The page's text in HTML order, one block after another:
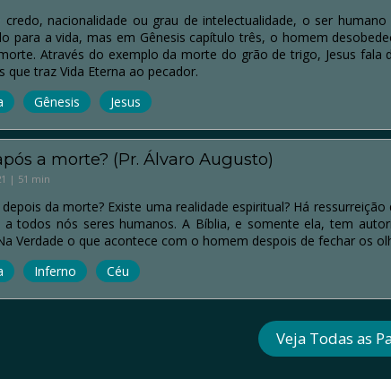
credo, nacionalidade ou grau de intelectualidade, o ser
para a vida, mas em Gênesis capítulo três, o homem
Através do exemplo da morte do grão de trigo, Jesus
que traz Vida Eterna ao pecador.
Gênesis Jesus
a morte? (Pr. Álvaro Augusto)
| 51 min
depois da morte? Existe uma realidade espiritual? Há
a todos nós seres humanos. A Bíblia, e somente ela, tem
Verdade o que acontece com o homem despois de fechar os
Inferno Céu
Veja Todas as